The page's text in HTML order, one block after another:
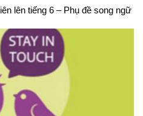
lên tiếng 6 – Phụ đề song ngữ